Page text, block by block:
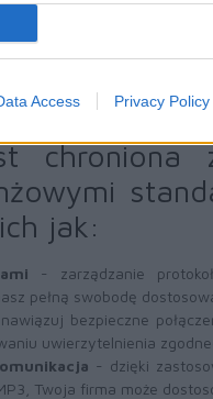
Access Privacy Policy
-wykrywanie
i szyfrowane
poziomie
chroniona
jak:
- zarządzanie
pełną swobodę
bezpieczne
uwierzytelnienia
- dzięki
Twoja firma może